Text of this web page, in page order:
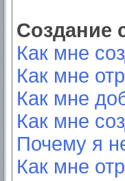
Создание
Как мне
Как мне
Как мне
Как мне
Почему я
Как мне